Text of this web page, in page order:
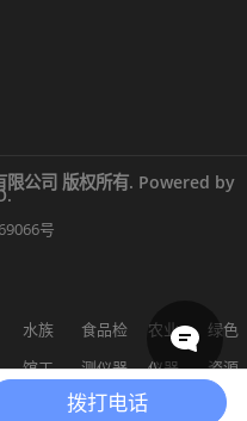
公司 版权所有. Powered by
号
水族
馆工
食品检
测仪器
农业
仪器
绿色
资源
拨打电话